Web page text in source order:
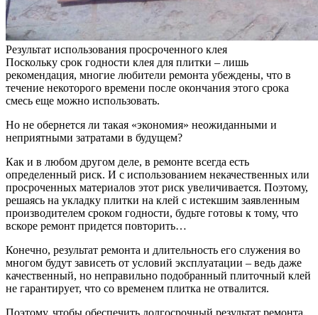
Результат использования просроченного клея
Поскольку срок годности клея для плитки – лишь
рекомендация, многие любители ремонта убеждены, что в
течение некоторого времени после окончания этого срока
смесь еще можно использовать.
Но не обернется ли такая «экономия» неожиданными и
неприятными затратами в будущем?
Как и в любом другом деле, в ремонте всегда есть
определенный риск. И с использованием некачественных или
просроченных материалов этот риск увеличивается. Поэтому,
решаясь на укладку плитки на клей с истекшим заявленным
производителем сроком годности, будьте готовы к тому, что
вскоре ремонт придется повторить…
Конечно, результат ремонта и длительность его служения во
многом будут зависеть от условий эксплуатации – ведь даже
качественный, но неправильно подобранный плиточный клей
не гарантирует, что со временем плитка не отвалится.
Поэтому, чтобы обеспечить долгосрочный результат ремонта,